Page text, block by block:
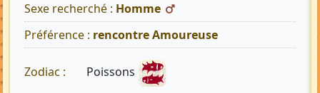
Sexe recherché : Homme
Préférence : rencontre Amoureuse
Zodiac : Poissons